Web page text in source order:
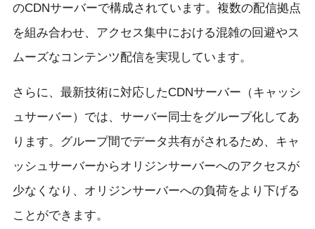
のCDNサーバーで構成されています。複数の配信拠点
を組み合わせ、アクセス集中における混雑の回避やス
ムーズなコンテンツ配信を実現しています。
さらに、最新技術に対応したCDNサーバー（キャッシ
ュサーバー）では、サーバー同士をグループ化してあ
ります。グループ間でデータ共有がされるため、キャ
ッシュサーバーからオリジンサーバーへのアクセスが
少なくなり、オリジンサーバーへの負荷をより下げる
ことができます。